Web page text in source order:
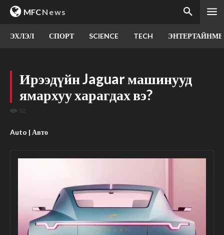
MFCNews
ЭХЛЭЛ СПОРТ SCIENCE TECH
Ирээдүйн Jaguar машинууд
ямархуу харагдах вэ?
62
Auto | Авто